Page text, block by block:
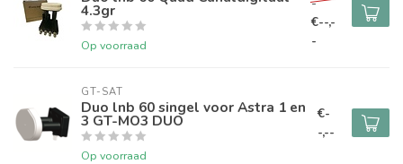
4.3gr
Op voorraad
€--,-
-
GT-SAT
Duo lnb 60 singel voor Astra 1 en
3 GT-MO3 DUO
Op voorraad
€-
-,--